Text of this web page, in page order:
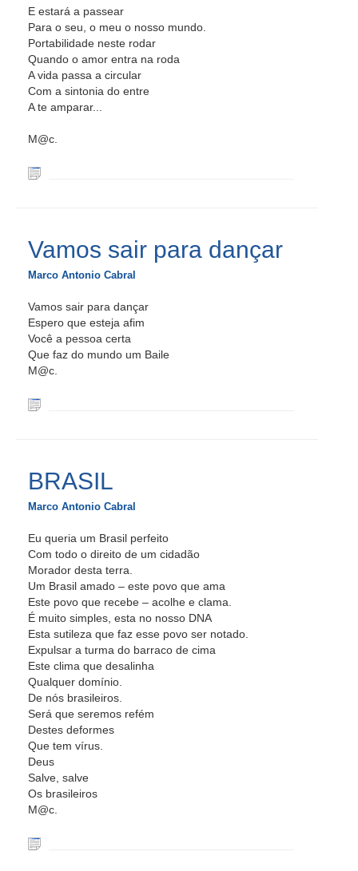
E estará a passear
Para o seu, o meu o nosso mundo.
Portabilidade neste rodar
Quando o amor entra na roda
A vida passa a circular
Com a sintonia do entre
A te amparar...
M@c.
Vamos sair para dançar
Marco Antonio Cabral
Vamos sair para dançar
Espero que esteja afim
Você a pessoa certa
Que faz do mundo um Baile
M@c.
BRASIL
Marco Antonio Cabral
Eu queria um Brasil perfeito
Com todo o direito de um cidadão
Morador desta terra.
Um Brasil amado – este povo que ama
Este povo que recebe – acolhe e clama.
É muito simples, esta no nosso DNA
Esta sutileza que faz esse povo ser notado.
Expulsar a turma do barraco de cima
Este clima que desalinha
Qualquer domínio.
De nós brasileiros.
Será que seremos refém
Destes deformes
Que tem vírus.
Deus
Salve, salve
Os brasileiros
M@c.